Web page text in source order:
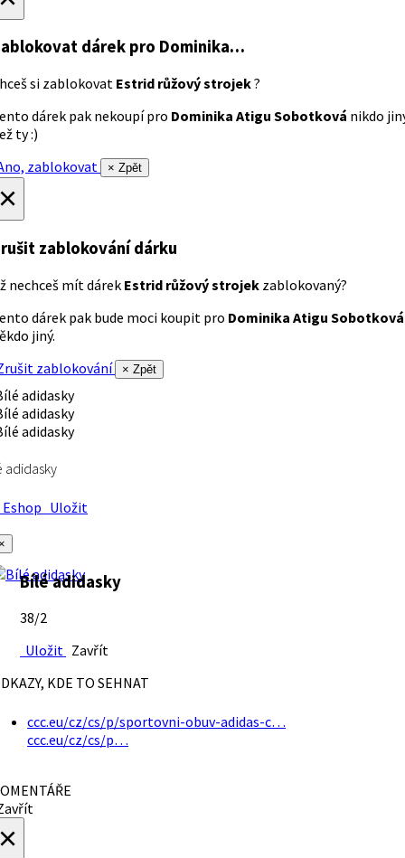
dárek pro Dominika…
si zablokovat Estrid růžový strojek?
dárek pak nekoupí pro Dominika Atigu Sobotková nikdo
ty :)
zablokovat
× Zpět
zablokování dárku
nechceš mít dárek Estrid růžový strojek zablokovaný?
dárek pak bude moci koupit pro Dominika Atigu Sobotková
jiný.
zablokování
× Zpět
adidasky
Uložit
Bílé adidasky
38/2
Uložit Zavřít
KDE TO SEHNAT
ccc.eu/cz/cs/p/sportovni-obuv-adidas-c…
ccc.eu/cz/cs/p…